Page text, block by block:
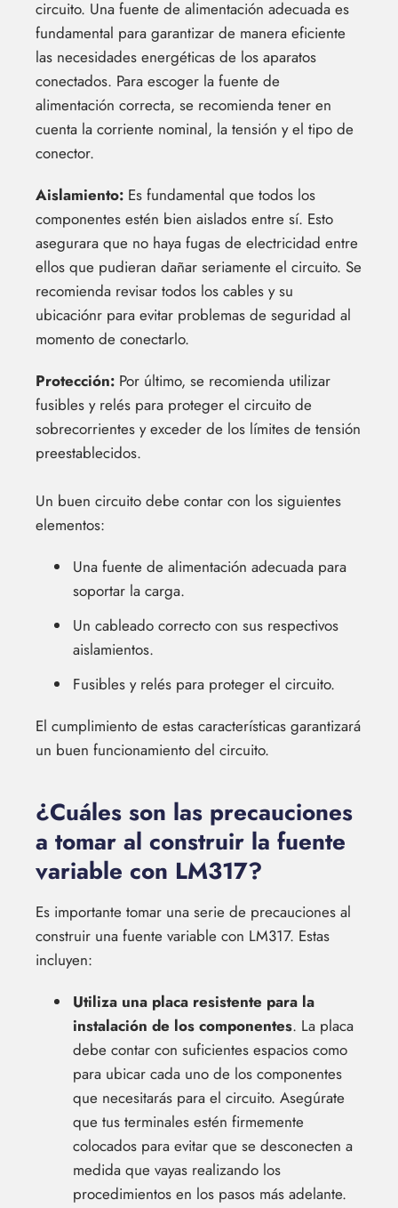
circuito. Una fuente de alimentación adecuada es
fundamental para garantizar de manera eficiente
las necesidades energéticas de los aparatos
conectados. Para escoger la fuente de
alimentación correcta, se recomienda tener en
cuenta la corriente nominal, la tensión y el tipo de
conector.
Aislamiento: Es fundamental que todos los
componentes estén bien aislados entre sí. Esto
asegurara que no haya fugas de electricidad entre
ellos que pudieran dañar seriamente el circuito. Se
recomienda revisar todos los cables y su
ubicaciónr para evitar problemas de seguridad al
momento de conectarlo.
Protección: Por último, se recomienda utilizar
fusibles y relés para proteger el circuito de
sobrecorrientes y exceder de los límites de tensión
preestablecidos.
Un buen circuito debe contar con los siguientes
elementos:
Una fuente de alimentación adecuada para
soportar la carga.
Un cableado correcto con sus respectivos
aislamientos.
Fusibles y relés para proteger el circuito.
El cumplimiento de estas características garantizará
un buen funcionamiento del circuito.
¿Cuáles son las precauciones
a tomar al construir la fuente
variable con LM317?
Es importante tomar una serie de precauciones al
construir una fuente variable con LM317. Estas
incluyen:
Utiliza una placa resistente para la
instalación de los componentes. La placa
debe contar con suficientes espacios como
para ubicar cada uno de los componentes
que necesitarás para el circuito. Asegúrate
que tus terminales estén firmemente
colocados para evitar que se desconecten a
medida que vayas realizando los
procedimientos en los pasos más adelante.